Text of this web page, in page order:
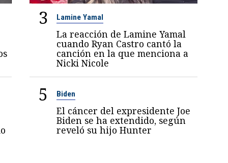
3 Lamine Yamal
La reacción de Lamine Yamal
cuando Ryan Castro cantó la
canción en la que menciona a
Nicki Nicole
5 Biden
El cáncer del expresidente Joe
Biden se ha extendido, según
reveló su hijo Hunter